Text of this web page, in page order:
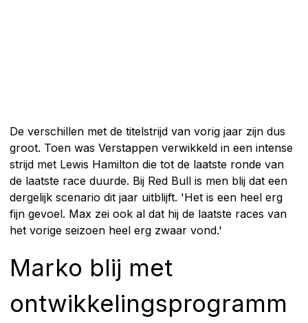
De verschillen met de titelstrijd van vorig jaar zijn dus
groot. Toen was Verstappen verwikkeld in een intense
strijd met Lewis Hamilton die tot de laatste ronde van
de laatste race duurde. Bij Red Bull is men blij dat een
dergelijk scenario dit jaar uitblijft. 'Het is een heel erg
fijn gevoel. Max zei ook al dat hij de laatste races van
het vorige seizoen heel erg zwaar vond.'
Marko blij met
ontwikkelingsprogramm